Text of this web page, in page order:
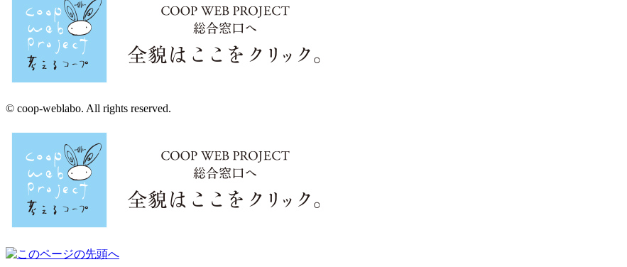
© coop-weblabo. All rights reserved.